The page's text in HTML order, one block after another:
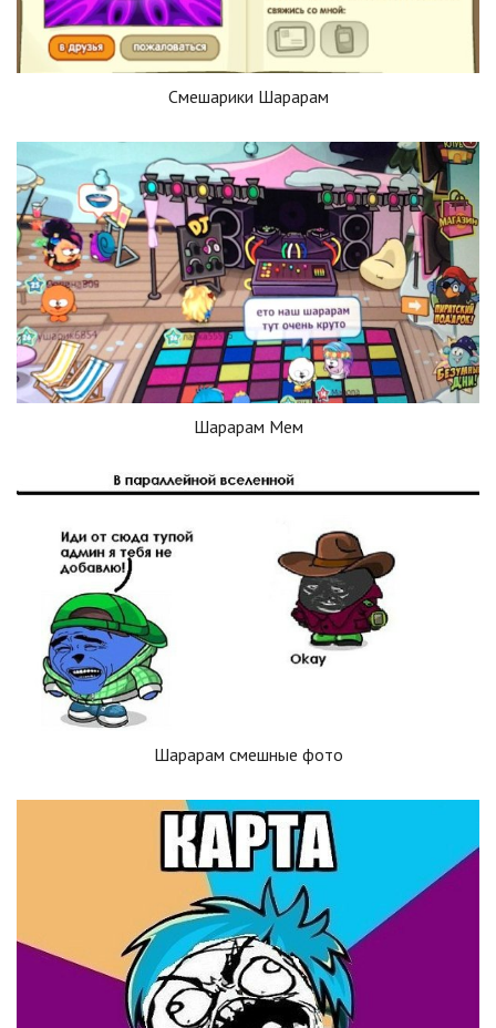
Смешарики Шарарам
Шарарам Мем
Шарарам смешные фото